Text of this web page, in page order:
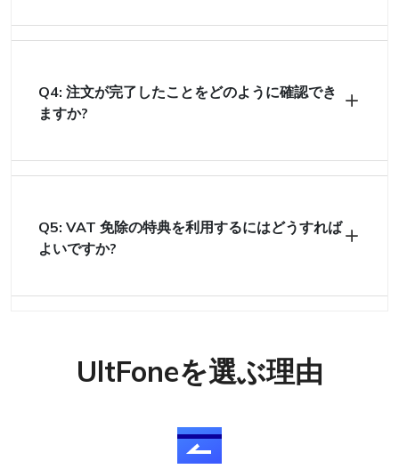
Q4: 注文が完了したことをどのように確認でき
ますか?
Q5: VAT 免除の特典を利用するにはどうすれば
よいですか?
UltFoneを選ぶ理由